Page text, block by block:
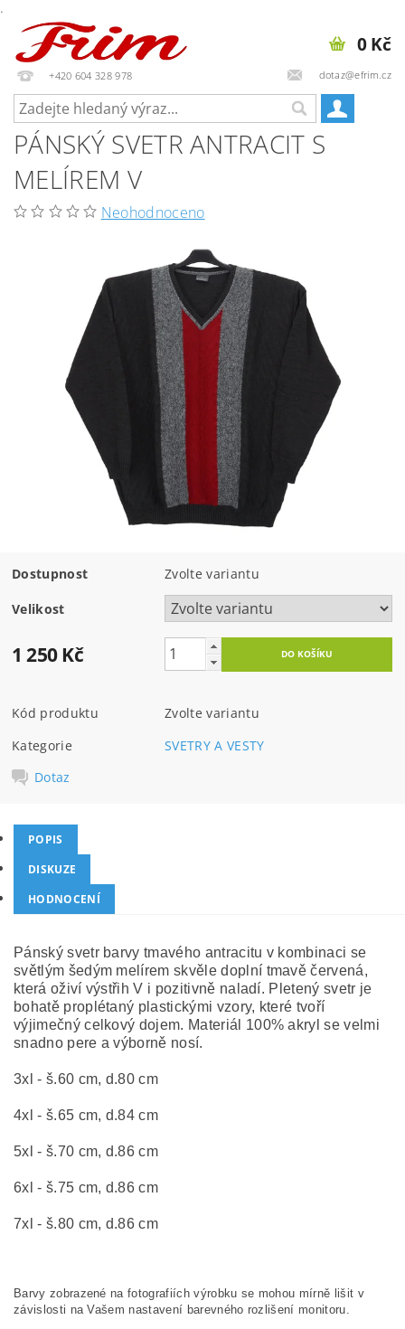
.
+420 604 328 978 dotaz@efrim.cz
0 Kč
PÁNSKÝ SVETR ANTRACIT S
MELÍREM V
Neohodnoceno
Dostupnost Zvolte variantu
Velikost
1 250 Kč
Kód produktu
Zvolte variantu
Kategorie
SVETRY A VESTY
Dotaz
POPIS
DISKUZE
HODNOCENÍ
Pánský svetr barvy tmavého antracitu v kombinaci se
světlým šedým melírem skvěle doplní tmavě červená,
která oživí výstřih V i pozitivně naladí. Pletený svetr je
bohatě proplétaný plastickými vzory, které tvoří
výjimečný celkový dojem. Materiál 100% akryl se velmi
snadno pere a výborně nosí.
3xl - š.60 cm, d.80 cm
4xl - š.65 cm, d.84 cm
5xl - š.70 cm, d.86 cm
6xl - š.75 cm, d.86 cm
7xl - š.80 cm, d.86 cm
Barvy zobrazené na fotografiích výrobku se mohou mírně lišit v
závislosti na Vašem nastavení barevného rozlišení monitoru.